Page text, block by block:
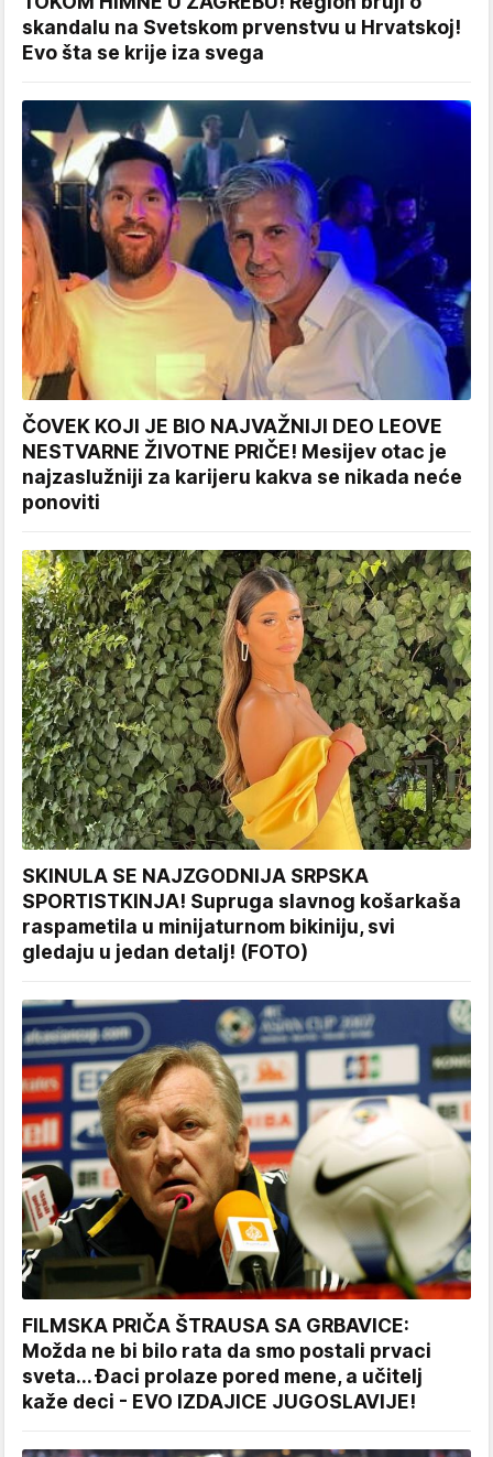
skandalu na Svetskom prvenstvu u Hrvatskoj!
Evo šta se krije iza svega
ČOVEK KOJI JE BIO NAJVAŽNIJI DEO LEOVE
NESTVARNE ŽIVOTNE PRIČE! Mesijev otac je
najzaslužniji za karijeru kakva se nikada neće
ponoviti
SKINULA SE NAJZGODNIJA SRPSKA
SPORTISTKINJA! Supruga slavnog košarkaša
raspametila u minijaturnom bikiniju, svi
gledaju u jedan detalj! (FOTO)
FILMSKA PRIČA ŠTRAUSA SA GRBAVICE:
Možda ne bi bilo rata da smo postali prvaci
sveta... Đaci prolaze pored mene, a učitelj
kaže deci - EVO IZDAJICE JUGOSLAVIJE!